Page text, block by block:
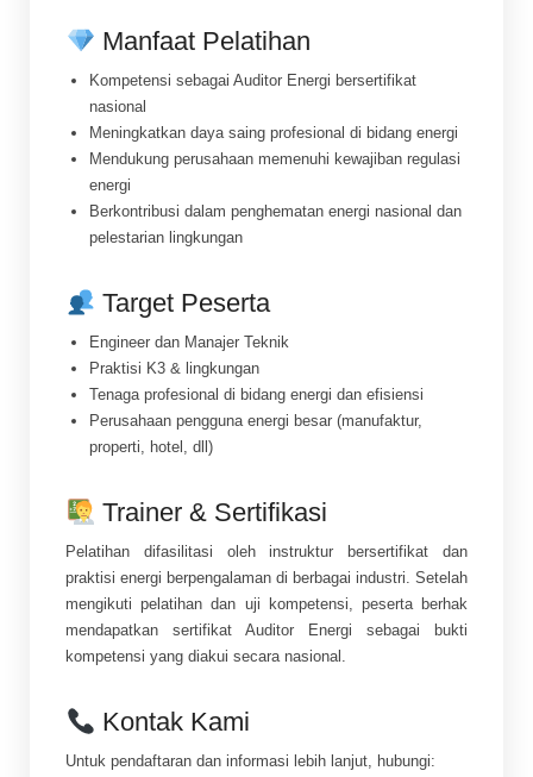
Manfaat Pelatihan
Kompetensi sebagai Auditor Energi bersertifikat
nasional
Meningkatkan daya saing profesional di bidang energi
Mendukung perusahaan memenuhi kewajiban regulasi
energi
Berkontribusi dalam penghematan energi nasional dan
pelestarian lingkungan
Target Peserta
Engineer dan Manajer Teknik
Praktisi K3 & lingkungan
Tenaga profesional di bidang energi dan efisiensi
Perusahaan pengguna energi besar (manufaktur,
properti, hotel, dll)
Trainer & Sertifikasi
Pelatihan difasilitasi oleh instruktur bersertifikat dan
praktisi energi berpengalaman di berbagai industri. Setelah
mengikuti pelatihan dan uji kompetensi, peserta berhak
mendapatkan sertifikat Auditor Energi sebagai bukti
kompetensi yang diakui secara nasional.
Kontak Kami
Untuk pendaftaran dan informasi lebih lanjut, hubungi: